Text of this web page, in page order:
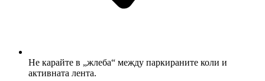
Не карайте в „жлеба“ между паркираните коли и
активната лента.